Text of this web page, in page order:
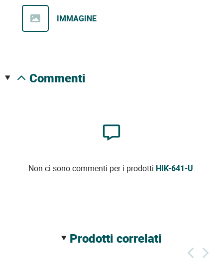
IMMAGINE
commenti
Non ci sono commenti per i prodotti HIK-641-U.
prodotti correlati